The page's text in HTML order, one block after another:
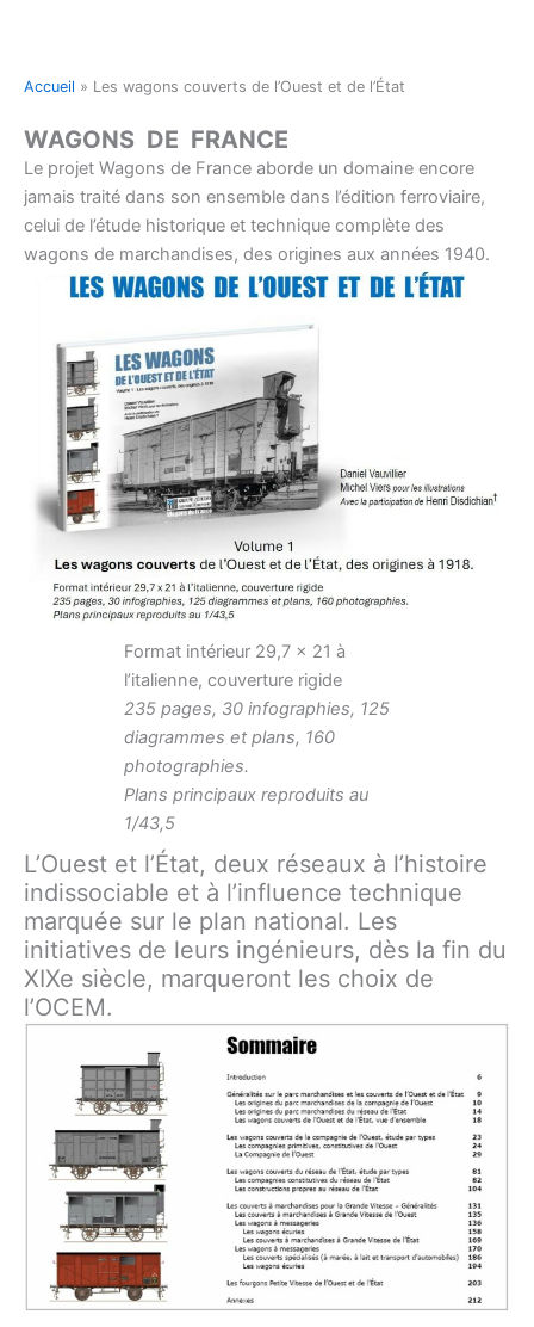
Accueil » Les wagons couverts de l’Ouest et de l’État
WAGONS DE FRANCE
Le projet Wagons de France aborde un domaine encore
jamais traité dans son ensemble dans l’édition ferroviaire,
celui de l’étude historique et technique complète des
wagons de marchandises, des origines aux années 1940.
Format intérieur 29,7 x 21 à
l’italienne, couverture rigide
235 pages, 30 infographies, 125
diagrammes et plans, 160
photographies.
Plans principaux reproduits au
1/43,5
L’Ouest et l’État, deux réseaux à l’histoire
indissociable et à l’influence technique
marquée sur le plan national. Les
initiatives de leurs ingénieurs, dès la fin du
XIXe siècle, marqueront les choix de
l’OCEM.